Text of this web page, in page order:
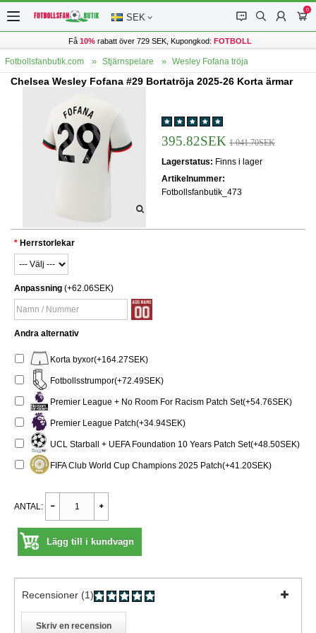
SEK 󰂱 󰂨 󰃳
0
󰃦
Få 10%rabatt över 729 SEK, Kupongkod: FOTBOLL
Fotbollsfanbutik.com Stjärnspelare Wesley Fofana tröja
Chelsea Wesley Fofana #29 Bortatröja 2025-26 Korta ärmar
395.82SEK 1 041.70SEK
Lagerstatus: Finns i lager
Artikelnummer:
Fotbollsfanbutik_473
Herrstorlekar
Anpassning (+62.06SEK)
Andra alternativ
Korta byxor(+164.27SEK)
Fotbollsstrumpor(+72.49SEK)
Premier League + No Room For Racism Patch Set(+54.76SEK)
Premier League Patch(+34.94SEK)
UCL Starball + UEFA Foundation 10 Years Patch Set(+48.50SEK)
FIFA Club World Cup Champions 2025 Patch(+41.20SEK)
ANTAL:
Lägg till i kundvagn
Recensioner (1)
Skriv en recension